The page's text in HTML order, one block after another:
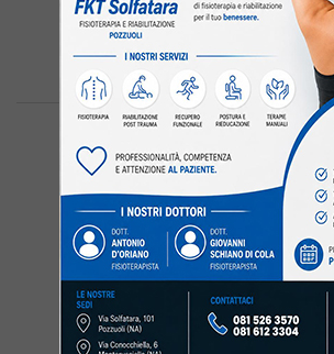
Lo Spettacolo Delle
Pozzuoli – LE